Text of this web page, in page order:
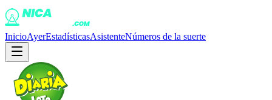
InicioAyerEstadísticasAsistenteNúmeros de la suerte